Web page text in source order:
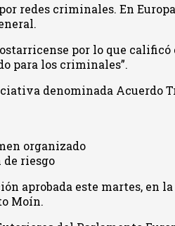
redes criminales. En
por lo que
para los criminales”.
denominada Acuerdo
organizado
de riesgo
aprobada este martes,
Moín.